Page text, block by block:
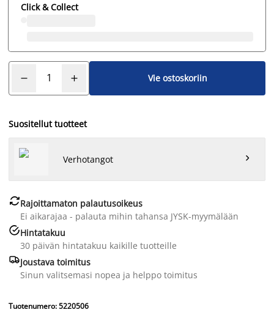
Click & Collect
Vie ostoskoriin
Suositellut tuotteet
Verhotangot 
Rajoittamaton palautusoikeus
Ei aikarajaa - palauta mihin tahansa JYSK-myymälään
Hintatakuu
30 päivän hintatakuu kaikille tuotteille
Joustava toimitus
Sinun valitsemasi nopea ja helppo toimitus
Tuotenumero: 5220506